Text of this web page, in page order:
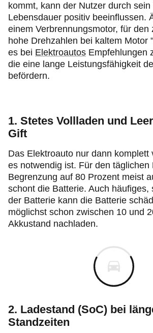
kommt, kann der Nutzer durch
Lebensdauer positiv beeinflussen.
einem Verbrennungsmotor, für den
hohe Drehzahlen bei kaltem Motor
es bei Elektroautos Empfehlungen
die eine lange Leistungsfähigkeit
befördern.
1. Stetes Vollladen und
Gift
Das Elektroauto nur dann komplett
es notwendig ist. Für den täglichen
Begrenzung auf 80 Prozent meist
schont die Batterie. Auch häufiges,
der Batterie kann die Batterie
möglichst schon zwischen 10 und
Akkustand nachladen.
2. Ladestand (SoC) bei
Standzeiten